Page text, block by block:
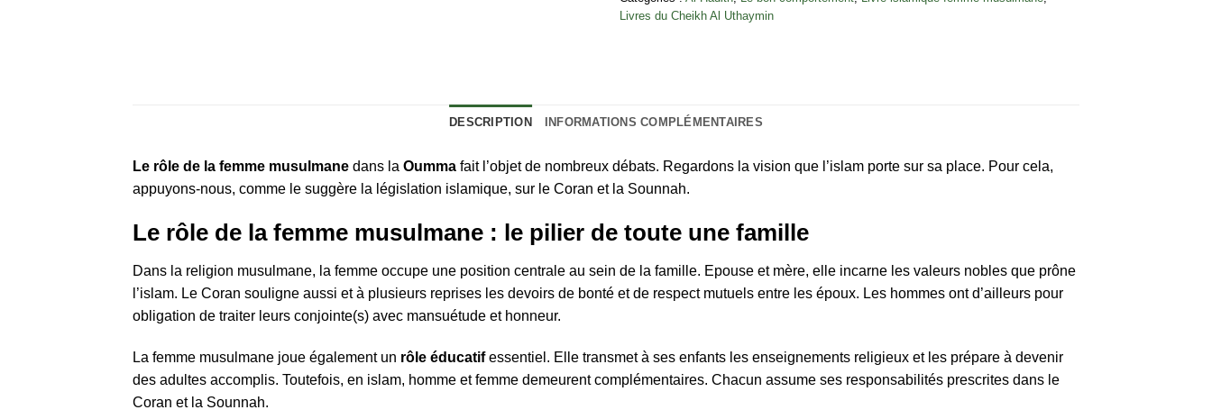
Livres du Cheikh Al Uthaymin
DESCRIPTION INFORMATIONS COMPLÉMENTAIRES
Le rôle de la femme musulmane dans la Oumma fait l’objet de nombreux débats. Regardons la vision que l’islam porte sur sa place. Pour cela,
appuyons-nous, comme le suggère la législation islamique, sur le Coran et la Sounnah.
Le rôle de la femme musulmane : le pilier de toute une famille
Dans la religion musulmane, la femme occupe une position centrale au sein de la famille. Epouse et mère, elle incarne les valeurs nobles que prône
l’islam. Le Coran souligne aussi et à plusieurs reprises les devoirs de bonté et de respect mutuels entre les époux. Les hommes ont d’ailleurs pour
obligation de traiter leurs conjointe(s) avec mansuétude et honneur.
La femme musulmane joue également un rôle éducatifessentiel. Elle transmet à ses enfants les enseignements religieux et les prépare à devenir
des adultes accomplis. Toutefois, en islam, homme et femme demeurent complémentaires. Chacun assume ses responsabilités prescrites dans le
Coran et la Sounnah.